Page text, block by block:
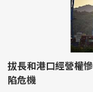
拔長和港口經營權
陷危機